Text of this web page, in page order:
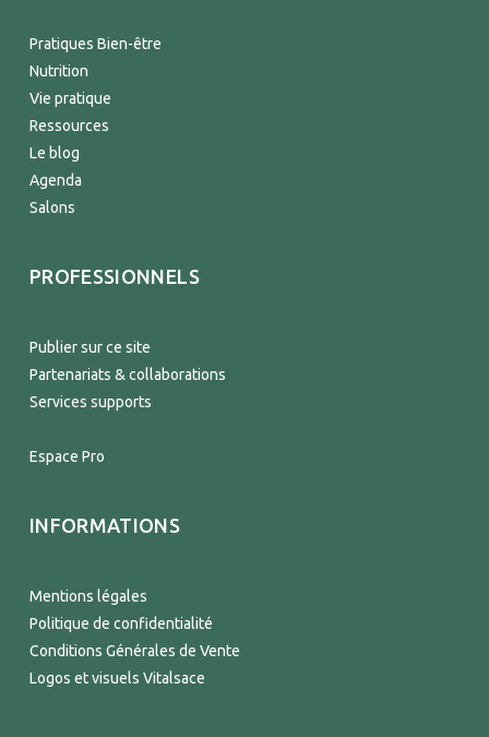
Pratiques Bien-être
Nutrition
Vie pratique
Ressources
Le blog
Agenda
Salons
PROFESSIONNELS
Publier sur ce site
Partenariats & collaborations
Services supports
Espace Pro
INFORMATIONS
Mentions légales
Politique de confidentialité
Conditions Générales de Vente
Logos et visuels Vitalsace